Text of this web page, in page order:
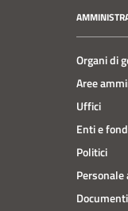
Organi di
Aree
Uffici
Enti e
Politici